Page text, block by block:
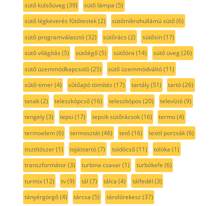
sütő külsőüveg(39) sütő lámpa (5)
sütő légkeverés fűtőtestek(2) sütőmikrohullámú sütő(6)
sütő programválasztó(32) sütőrács (2) sütősín(17)
sütő világítás (5) sütőégő(5) sütőóra (14) sütő üveg(26)
sütő üzemmódkapcsoló(25) sütő üzemmódváltó(11)
sűtő-timer(4) sűtőajtó tömítés (17) tartály(51) tartó(26)
tasak(2) teleszkópcső(16) teleszkópos (20) televízió(9)
tengely(3) tepsi (17) tepsik sütőrácsok(16) termo(4)
termoelem(6) termosztát(46) tető(16) textil porzsák(6)
tisztítószer(1) tojástartó(7) toldócső(11) tolóka (1)
transzformátor(3) turbina csavar(1) turbókefe (6)
turmix(12) tv(9) tál (7) tálca (4) tálfedél (3)
tányérgörgő(4) tárcsa (5) tárolórekesz (37)